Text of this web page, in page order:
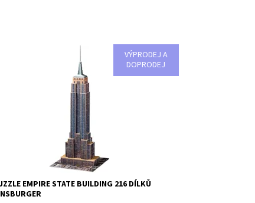
VÝPRODEJ A
DOPRODEJ
Empire State Building 216 dílků
>3
RAVENSBURGER
EMPIRE STATE BUILDING 216 DÍLKŮ